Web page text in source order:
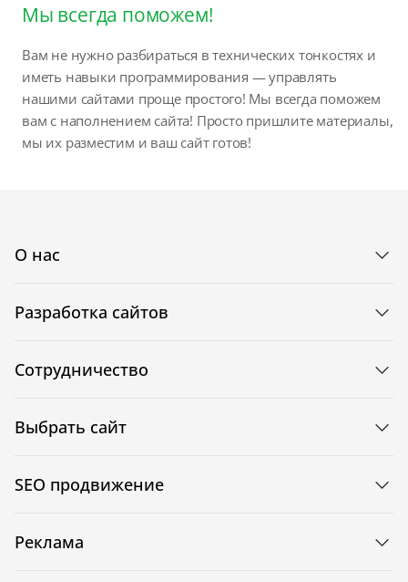
Мы всегда поможем!
Вам не нужно разбираться в технических тонкостях и
иметь навыки программирования — управлять
нашими сайтами проще простого! Мы всегда поможем
вам с наполнением сайта! Просто пришлите материалы,
мы их разместим и ваш сайт готов!
О нас
Разработка сайтов
Сотрудничество
Выбрать сайт
SEO продвижение
Реклама